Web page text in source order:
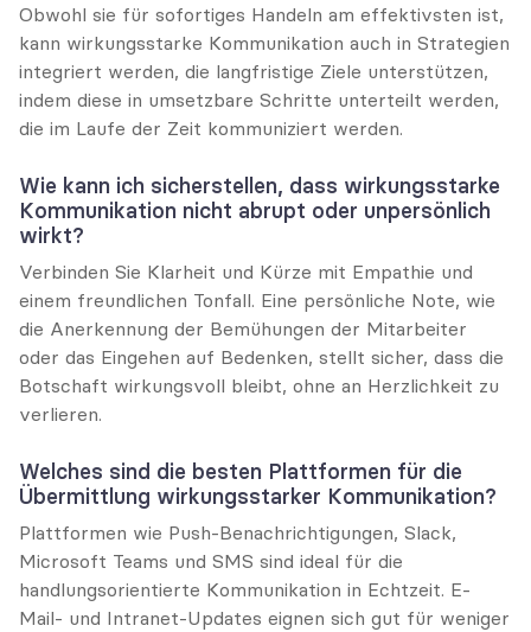
Obwohl sie für sofortiges Handeln am effektivsten ist,
kann wirkungsstarke Kommunikation auch in Strategien
integriert werden, die langfristige Ziele unterstützen,
indem diese in umsetzbare Schritte unterteilt werden,
die im Laufe der Zeit kommuniziert werden.
Wie kann ich sicherstellen, dass wirkungsstarke
Kommunikation nicht abrupt oder unpersönlich
wirkt?
Verbinden Sie Klarheit und Kürze mit Empathie und
einem freundlichen Tonfall. Eine persönliche Note, wie
die Anerkennung der Bemühungen der Mitarbeiter
oder das Eingehen auf Bedenken, stellt sicher, dass die
Botschaft wirkungsvoll bleibt, ohne an Herzlichkeit zu
verlieren.
Welches sind die besten Plattformen für die
Übermittlung wirkungsstarker Kommunikation?
Plattformen wie Push-Benachrichtigungen, Slack,
Microsoft Teams und SMS sind ideal für die
handlungsorientierte Kommunikation in Echtzeit. E-
Mail- und Intranet-Updates eignen sich gut für weniger